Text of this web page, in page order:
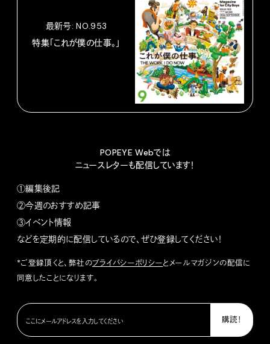
最新号: NO.953
特集「これが僕の仕事。」
POPEYE Webでは
ニュースレターも配信しています！
①編集後記
②今週のおすすめ記事
③イベント情報
などを定期的に配信しているので、ぜひ登録してください！
*ご登録頂くと、弊社のプライバシーポリシーとメールマガジンの配信に
同意したことになります。